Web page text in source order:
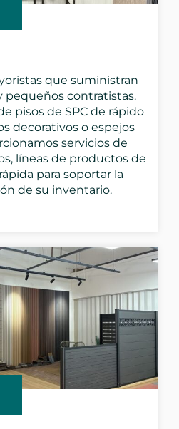
que suministran
pequeños contratistas.
pisos de SPC de rápido
decorativos o espejos
servicios de
líneas de productos de
para soportar la
de su inventario.